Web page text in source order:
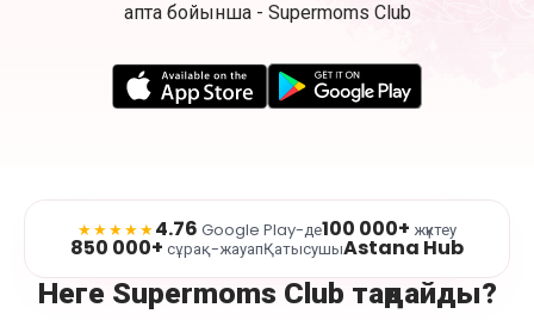
апта бойынша - Supermoms Club
★★★★★4.76 Google Play-де100 000+ жүктеу
850 000+ сұрақ-жауапҚатысушыAstana Hub
Неге Supermoms Club таңдайды?